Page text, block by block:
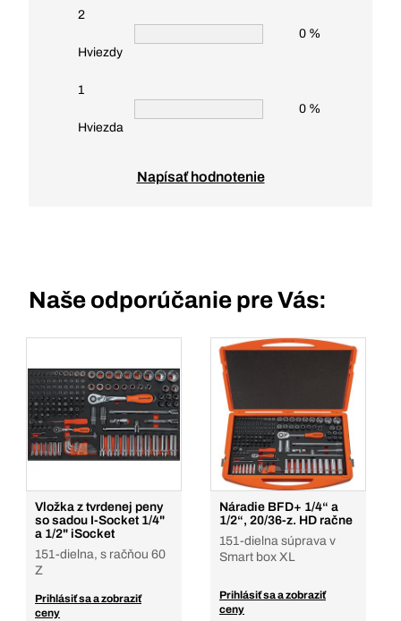
2
Hviezdy
0 %
1
Hviezda
0 %
Napísať hodnotenie
Naše odporúčanie pre Vás:
Vložka z tvrdenej peny
so sadou I-Socket 1/4"
a 1/2" iSocket
151-dielna, s račňou 60
Z
Prihlásiť sa a zobraziť
ceny
Náradie BFD+ 1/4“ a
1/2“, 20/36-z. HD račne
151-dielna súprava v
Smart box XL
Prihlásiť sa a zobraziť
ceny